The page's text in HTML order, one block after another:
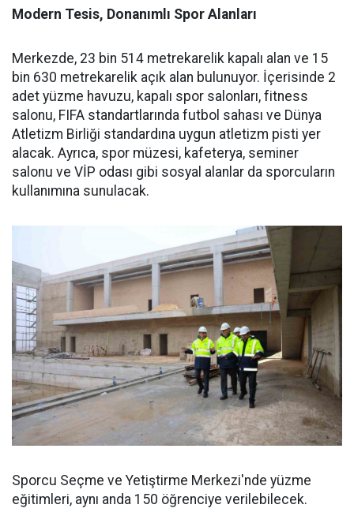
Modern Tesis, Donanımlı Spor Alanları
Merkezde, 23 bin 514 metrekarelik kapalı alan ve 15
bin 630 metrekarelik açık alan bulunuyor. İçerisinde 2
adet yüzme havuzu, kapalı spor salonları, fitness
salonu, FIFA standartlarında futbol sahası ve Dünya
Atletizm Birliği standardına uygun atletizm pisti yer
alacak. Ayrıca, spor müzesi, kafeterya, seminer
salonu ve VİP odası gibi sosyal alanlar da sporcuların
kullanımına sunulacak.
Sporcu Seçme ve Yetiştirme Merkezi'nde yüzme
eğitimleri, aynı anda 150 öğrenciye verilebilecek.